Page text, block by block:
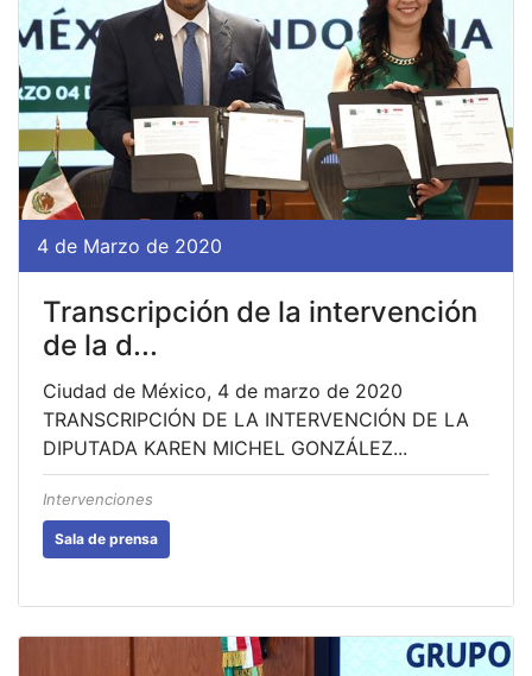
4 de Marzo de 2020
Transcripción de la intervención
de la d...
Ciudad de México, 4 de marzo de 2020
TRANSCRIPCIÓN DE LA INTERVENCIÓN DE LA
DIPUTADA KAREN MICHEL GONZÁLEZ...
Intervenciones
Sala de prensa